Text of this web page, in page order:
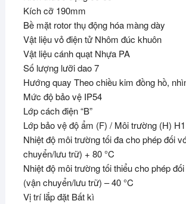
Kích cỡ 190mm
Bề mặt rotor thụ động hóa màng dày
Vật liệu vỏ điện tử Nhôm đúc khuôn
Vật liệu cánh quạt Nhựa PA
Số lượng lưỡi dao 7
Hướng quay Theo chiều kim đồng hồ,
Mức độ bảo vệ IP54
Lớp cách điện “B”
Lớp bảo vệ độ ẩm (F) / Môi trường (H) H1
Nhiệt độ môi trường tối đa cho phép đối
chuyển/lưu trữ) + 80 °C
Nhiệt độ môi trường tối thiểu cho phép
(vận chuyển/lưu trữ) – 40 °C
Vị trí lắp đặt Bất kì